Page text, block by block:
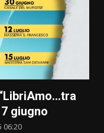
giugno
06:20